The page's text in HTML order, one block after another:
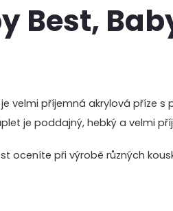
Best,
velmi příjemná akrylová příze s
je poddajný, hebký a velmi
oceníte při výrobě různých